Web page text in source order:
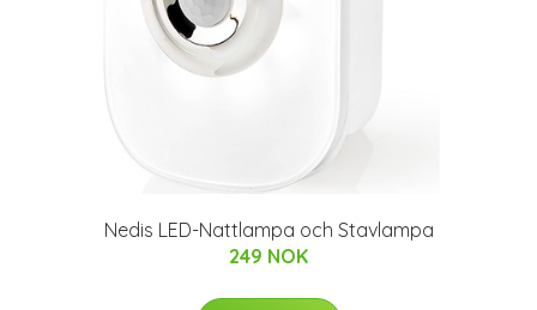
Nedis LED-Nattlampa och Stavlampa
249 NOK